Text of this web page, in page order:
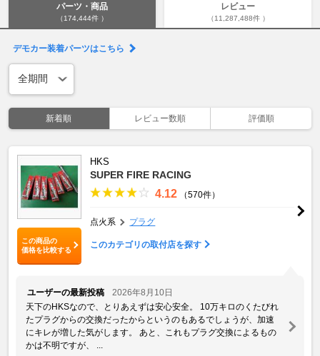
パーツ・商品
（174,444件 ）
レビュー
（11,287,488件 ）
デモカー装着パーツはこちら
新着順 レビュー数順 評価順
この商品の
価格を比較する
HKS
SUPER FIRE RACING
4.12 （570件）
点火系 プラグ
このカテゴリの取付店を探す
ユーザーの最新投稿
2026年8月10日
天下のHKSなので、とりあえずは安心安全。 10万キロのくたびれ
たプラグからの交換だったからというのもあるでしょうが、加速
にキレが増した気がします。 あと、これもプラグ交換によるもの
かは不明ですが、 ...